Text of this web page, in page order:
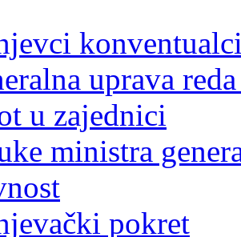
uprava
u zajednici
ministra
pokret